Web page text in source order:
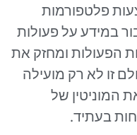
פלטפורמות
במידע על פעולות
הפעולות ומחזק את
זו לא רק מועילה
המוניטין של
בעתיד.